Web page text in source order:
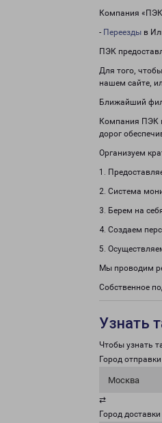
Компания
- Переезды в
ПЭК
Для того,
нашем сайте,
Ближайший
Компания ПЭК
дорог
Организуем
1.
2. Система
3. Берем на
4. Создаем
5.
Мы проводим
Собственное
Узнать
Чтобы узнать
Город отправки
Москва
⇄
Город доставки